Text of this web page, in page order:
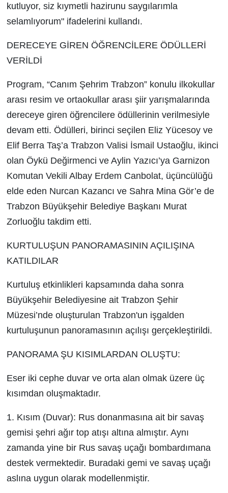
kutluyor, siz kıymetli hazirunu saygılarımla
selamlıyorum" ifadelerini kullandı.
DERECEYE GİREN ÖĞRENCİLERE ÖDÜLLERİ
VERİLDİ
Program, “Canım Şehrim Trabzon” konulu ilkokullar
arası resim ve ortaokullar arası şiir yarışmalarında
dereceye giren öğrencilere ödüllerinin verilmesiyle
devam etti. Ödülleri, birinci seçilen Eliz Yücesoy ve
Elif Berra Taş’a Trabzon Valisi İsmail Ustaoğlu, ikinci
olan Öykü Değirmenci ve Aylin Yazıcı’ya Garnizon
Komutan Vekili Albay Erdem Canbolat, üçüncülüğü
elde eden Nurcan Kazancı ve Sahra Mina Gör’e de
Trabzon Büyükşehir Belediye Başkanı Murat
Zorluoğlu takdim etti.
KURTULUŞUN PANORAMASININ AÇILIŞINA
KATILDILAR
Kurtuluş etkinlikleri kapsamında daha sonra
Büyükşehir Belediyesine ait Trabzon Şehir
Müzesi’nde oluşturulan Trabzon'un işgalden
kurtuluşunun panoramasının açılışı gerçekleştirildi.
PANORAMA ŞU KISIMLARDAN OLUŞTU:
Eser iki cephe duvar ve orta alan olmak üzere üç
kısımdan oluşmaktadır.
1. Kısım (Duvar): Rus donanmasına ait bir savaş
gemisi şehri ağır top atışı altına almıştır. Aynı
zamanda yine bir Rus savaş uçağı bombardımana
destek vermektedir. Buradaki gemi ve savaş uçağı
aslına uygun olarak modellenmiştir.